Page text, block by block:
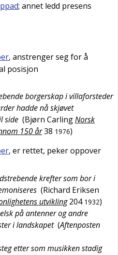
; annet ledd presens
, anstrenger seg for å
posisjon
borgerskap i villaforsteder
hadde nå skjøvet
side (Bjørn CarlingNorsk
150 år38 1976)
, er rettet, peker oppover
krefter som bor i
(Richard Eriksen
utvikling 204 1932)
på antenner og andre
i landskapet (Aftenposten
etter som musikken stadig